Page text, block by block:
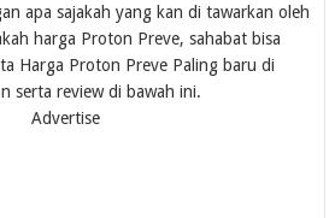
apa sajakah yang kan di tawarkan oleh
harga Proton Preve, sahabat bisa
Harga Proton Preve Paling baru di
serta review di bawah ini.
Advertise